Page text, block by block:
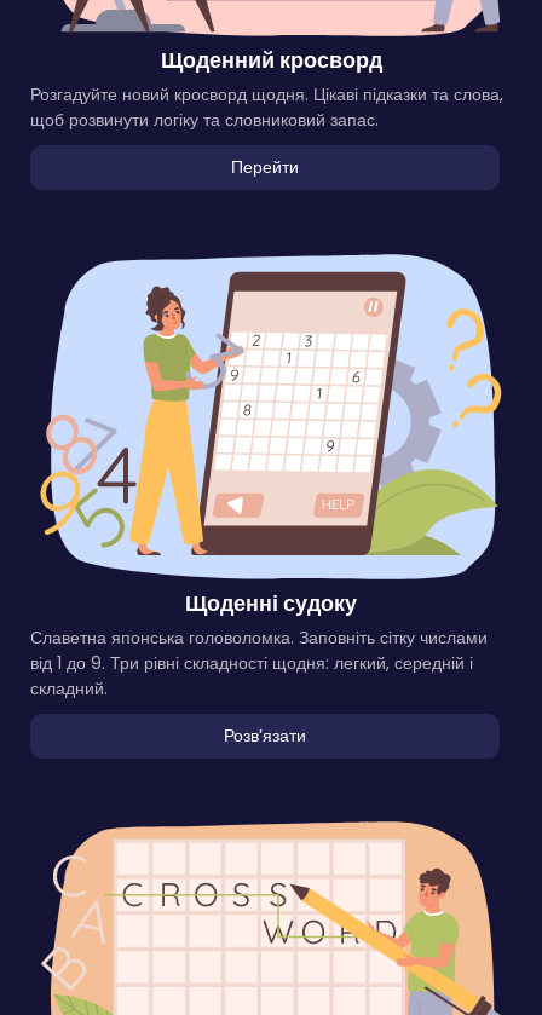
Щоденний кросворд
Розгадуйте новий кросворд щодня. Цікаві підказки та слова,
щоб розвинути логіку та словниковий запас.
Перейти
Щоденні судоку
Славетна японська головоломка. Заповніть сітку числами
від 1 до 9. Три рівні складності щодня: легкий, середній і
складний.
Розвʼязати